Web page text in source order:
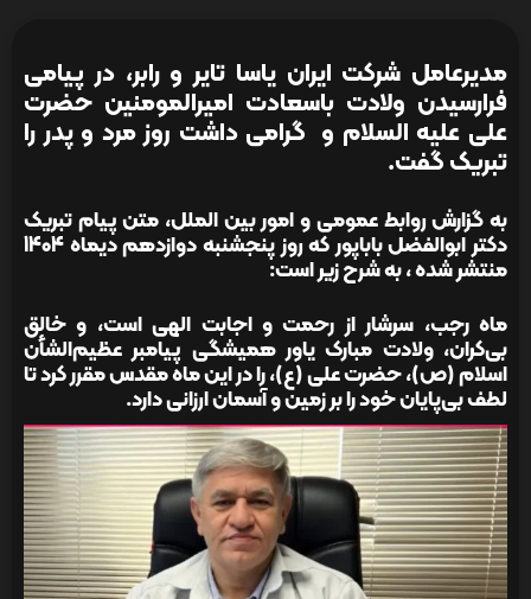
مدیرعامل شرکت ایران یاسا تایر و رابر، در پیامی
فرارسیدن ولادت باسعادت امیرالمومنین حضرت
علی علیه السلام و گرامی داشت روز مرد و پدر را
تبریک گفت.
به گزارش روابط عمومی و امور بین الملل، متن پیام تبریک
دکتر ابوالفضل باباپور که روز پنجشنبه دوازدهم دیماه 1404
منتشر شده ، به شرح زیر است:
ماه رجب، سرشار از رحمت و اجابت الهی است، و خالق
بی‌کران، ولادت مبارک یاور همیشگی پیامبر عظیم‌الشأن
اسلام (ص)، حضرت علی (ع)، را در این ماه مقدس مقرر کرد تا
لطف بی‌پایان خود را بر زمین و آسمان ارزانی دارد.